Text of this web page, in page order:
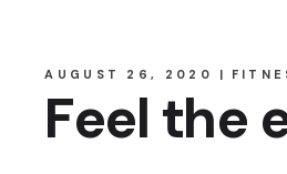
AUGUST 26, 2020
Feel the